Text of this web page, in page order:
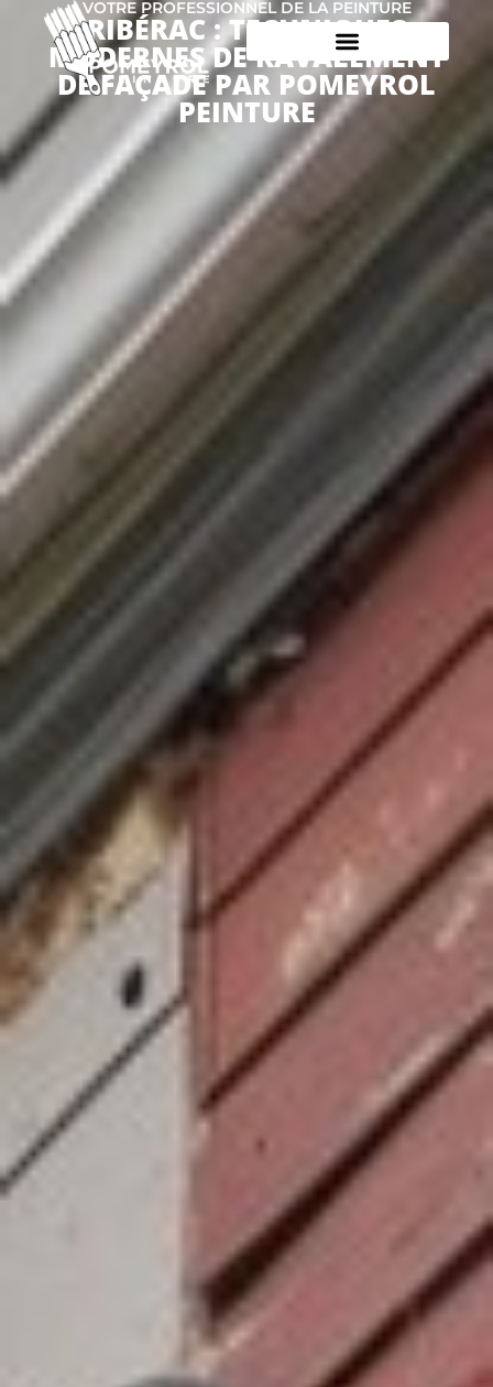
VOTRE PROFESSIONNEL DE LA PEINTURE
RIBÉRAC : TECHNIQUES
MODERNES DE RAVALEMENT
DE FAÇADE PAR POMEYROL
PEINTURE